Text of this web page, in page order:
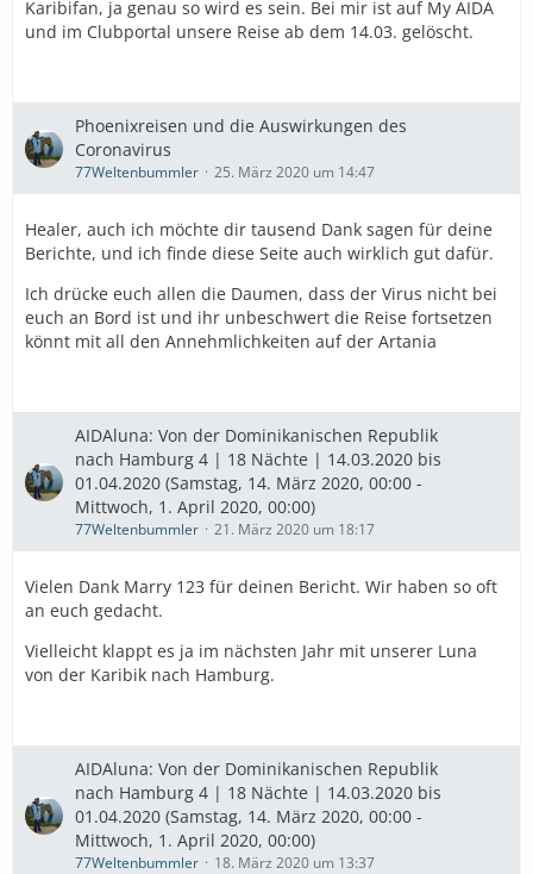
Karibifan, ja genau so wird es sein. Bei mir ist auf My AIDA
und im Clubportal unsere Reise ab dem 14.03. gelöscht.
Phoenixreisen und die Auswirkungen des
Coronavirus
77Weltenbummler 25. März 2020 um 14:47
Healer, auch ich möchte dir tausend Dank sagen für deine
Berichte, und ich finde diese Seite auch wirklich gut dafür.
Ich drücke euch allen die Daumen, dass der Virus nicht bei
euch an Bord ist und ihr unbeschwert die Reise fortsetzen
könnt mit all den Annehmlichkeiten auf der Artania
AIDAluna: Von der Dominikanischen Republik
nach Hamburg 4 | 18 Nächte | 14.03.2020 bis
01.04.2020 (Samstag, 14. März 2020, 00:00 -
Mittwoch, 1. April 2020, 00:00)
77Weltenbummler 21. März 2020 um 18:17
Vielen Dank Marry 123 für deinen Bericht. Wir haben so oft
an euch gedacht.
Vielleicht klappt es ja im nächsten Jahr mit unserer Luna
von der Karibik nach Hamburg.
AIDAluna: Von der Dominikanischen Republik
nach Hamburg 4 | 18 Nächte | 14.03.2020 bis
01.04.2020 (Samstag, 14. März 2020, 00:00 -
Mittwoch, 1. April 2020, 00:00)
77Weltenbummler 18. März 2020 um 13:37